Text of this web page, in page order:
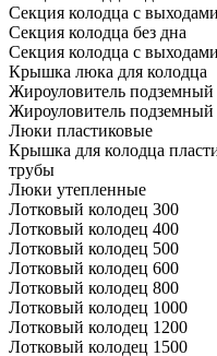
Секция колодца с
Секция колодца без дна
Секция колодца с
Крышка люка для колодца
Жироуловитель подземный
Жироуловитель подземный
Люки пластиковые
Крышка для колодца
трубы
Люки утепленные
Лотковый колодец 300
Лотковый колодец 400
Лотковый колодец 500
Лотковый колодец 600
Лотковый колодец 800
Лотковый колодец 1000
Лотковый колодец 1200
Лотковый колодец 1500